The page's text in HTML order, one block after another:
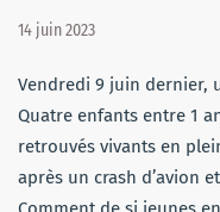
14 juin 2023
Vendredi 9 juin dernier,
Quatre enfants entre 1
retrouvés vivants en
après un crash d’avion